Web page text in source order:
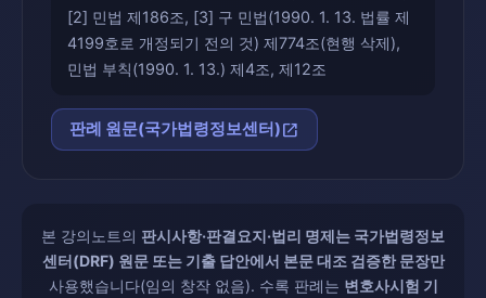
[2] 민법 제186조, [3] 구 민법(1990. 1. 13. 법률 제
4199호로 개정되기 전의 것) 제774조(현행 삭제),
민법 부칙(1990. 1. 13.) 제4조, 제12조
판례 원문(국가법령정보센터)open_in_new
본 강의노트의 판시사항·판결요지·법리 명제는 국가법령정보
센터(DRF) 원문 또는 기출 답안에서 본문 대조 검증한 문장만
사용했습니다(임의 창작 없음). 수록 판례는 변호사시험 기